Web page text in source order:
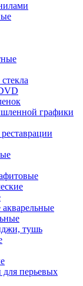
графики
тушь
перьевых